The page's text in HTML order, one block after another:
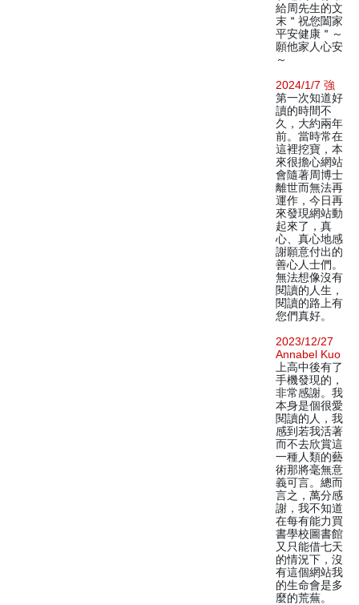
給周先生的文
末＂祝您闔家
平安健康＂～
願他家人心安
～
2024/1/7 強
第一次知道好
讀的時間不
久，大約兩年
前。當時常在
這裡挖寶，本
來很擔心網站
會隨著周博士
離世而無法再
運作，今日再
來發現網站動
起來了，真
心、真心地感
謝願意付出的
善心人士們。
無法想像沒有
閱讀的人生，
閱讀的路上有
您們真好。
2023/12/27
Annabel Kuo
上高中後有了
手機發現的，
非常感謝。我
本身是個很愛
閱讀的人，我
感到若我活著
而不去欣賞這
一種人類的藝
術那將毫無意
義可言。總而
言之，萬分感
謝，我不知道
在每有能力買
書學校圖書館
又只能借七天
的情況下，沒
有這個網站我
的生命會是多
麼的荒蕪。